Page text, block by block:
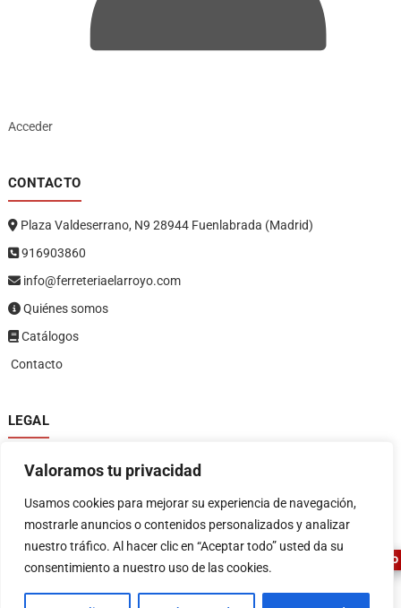
Valoramos tu privacidad
Usamos cookies para mejorar su experiencia de navegación,
mostrarle anuncios o contenidos personalizados y analizar
nuestro tráfico. Al hacer clic en “Aceptar todo” usted da su
consentimiento a nuestro uso de las cookies.
Acceder
CONTACTO
Plaza Valdeserrano, N9 28944 Fuenlabrada (Madrid)
916903860
info@ferreteriaelarroyo.com
Quiénes somos
Catálogos
Contacto
LEGAL
Política de privacidad
Política de devoluciones y reembolsos
Términos y condiciones
ASESOR FERRETERO